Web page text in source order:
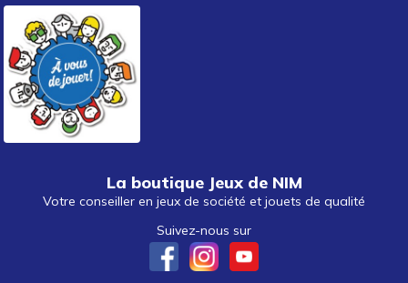
La boutique Jeux de NIM
Votre conseiller en jeux de société et jouets de qualité
Suivez-nous sur